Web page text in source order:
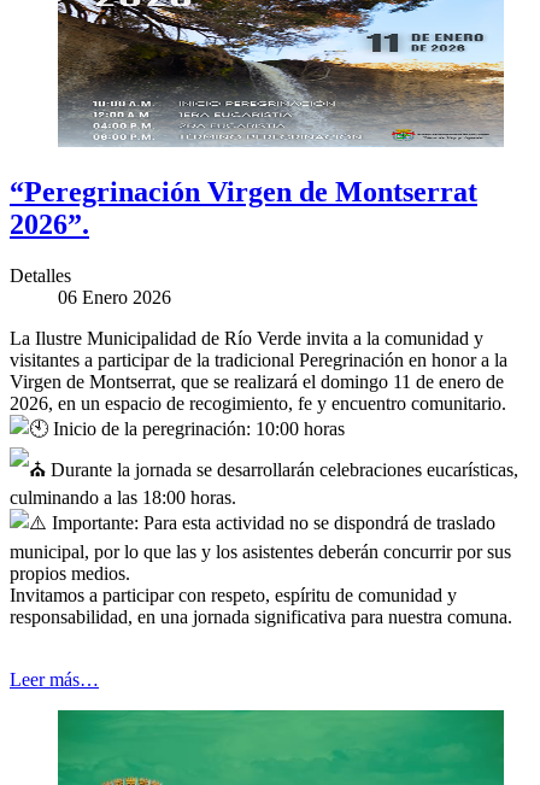
“Peregrinación Virgen de Montserrat
2026”.
Detalles
06 Enero 2026
La Ilustre Municipalidad de Río Verde invita a la comunidad y
visitantes a participar de la tradicional Peregrinación en honor a la
Virgen de Montserrat, que se realizará el domingo 11 de enero de
2026, en un espacio de recogimiento, fe y encuentro comunitario.
Inicio de la peregrinación: 10:00 horas
Durante la jornada se desarrollarán celebraciones eucarísticas,
culminando a las 18:00 horas.
Importante: Para esta actividad no se dispondrá de traslado
municipal, por lo que las y los asistentes deberán concurrir por sus
propios medios.
Invitamos a participar con respeto, espíritu de comunidad y
responsabilidad, en una jornada significativa para nuestra comuna.
Leer más…